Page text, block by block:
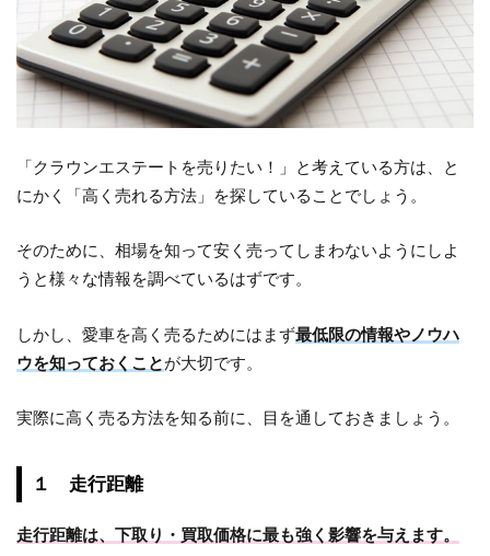
「クラウンエステートを売りたい！」と考えている方は、と
にかく「高く売れる方法」を探していることでしょう。
そのために、相場を知って安く売ってしまわないようにしよ
うと様々な情報を調べているはずです。
しかし、愛車を高く売るためにはまず最低限の情報やノウハ
ウを知っておくことが大切です。
実際に高く売る方法を知る前に、目を通しておきましょう。
１ 走行距離
走行距離は、下取り・買取価格に最も強く影響を与えます。